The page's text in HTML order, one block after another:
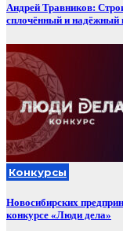
Андрей Травников:
сплочённый и надёжный
Конкурсы
Новосибирских
конкурсе «Люди дела»